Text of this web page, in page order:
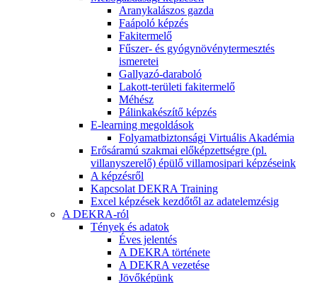
Aranykalászos gazda
Faápoló képzés
Fakitermelő
Fűszer- és gyógynövénytermesztés
ismeretei
Gallyazó-daraboló
Lakott-területi fakitermelő
Méhész
Pálinkakészítő képzés
E-learning megoldások
Folyamatbiztonsági Virtuális Akadémia
Erősáramú szakmai előképzettségre (pl.
villanyszerelő) épülő villamosipari képzéseink
A képzésről
Kapcsolat DEKRA Training
Excel képzések kezdőtől az adatelemzésig
A DEKRA-ról
Tények és adatok
Éves jelentés
A DEKRA története
A DEKRA vezetése
Jövőképünk